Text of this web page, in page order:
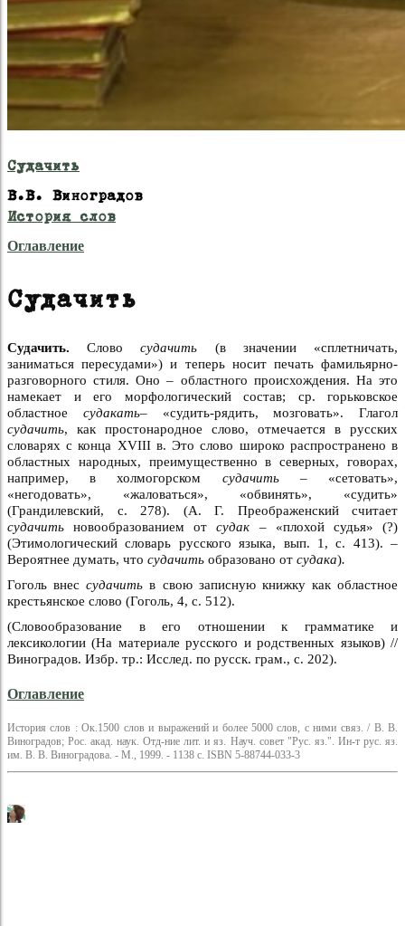
Судачить
В.В. Виноградов
История слов
Оглавление
Судачить
Судачить.Словосудачить (в значении «сплетничать,
заниматься пересудами») и теперь носит печать фамильярно-
разговорного стиля. Оно – областного происхождения. На это
намекает и его морфологический состав; ср. горьковское
областное судакать–«судить-рядить, мозговать». Глагол
судачить, как простонародное слово, отмечается в русских
словарях с конца XVIII в. Это слово широко распространено в
областных народных, преимущественно в северных, говорах,
например, в холмогорском судачить –«сетовать»,
«негодовать», «жаловаться», «обвинять», «судить»
(Грандилевский, с. 278). (А. Г. Преображенский считает
судачить новообразованием отсудак –«плохой судья» (?)
(Этимологический словарь русского языка, вып. 1, с. 413). –
Вероятнее думать, что судачить образовано от судака).
Гоголь внессудачить в свою записную книжку как областное
крестьянское слово (Гоголь, 4, с. 512).
(Словообразование в его отношении к грамматике и
лексикологии (На материале русского и родственных языков) //
Виноградов. Избр. тр.: Исслед. по русск. грам., с. 202).
Оглавление
История слов : Ок.1500 слов и выражений и более 5000 слов, с ними связ. / В. В.
Виноградов; Рос. акад. наук. Отд-ние лит. и яз. Науч. совет "Рус. яз.". Ин-т рус. яз.
им. В. В. Виноградова. - М., 1999. - 1138 с. ISBN 5-88744-033-3